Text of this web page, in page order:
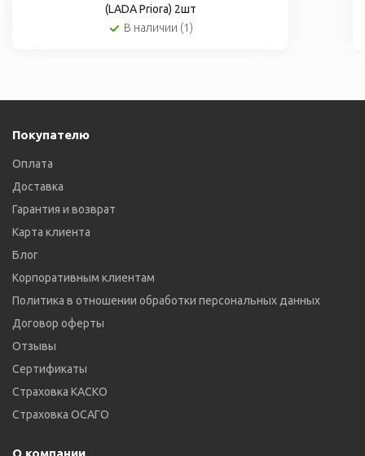
(LADA Priora) 2шт
В наличии (1)
Покупателю
Оплата
Доставка
Гарантия и возврат
Карта клиента
Блог
Корпоративным клиентам
Политика в отношении обработки персональных данных
Договор оферты
Отзывы
Сертификаты
Страховка КАСКО
Страховка ОСАГО
О компании